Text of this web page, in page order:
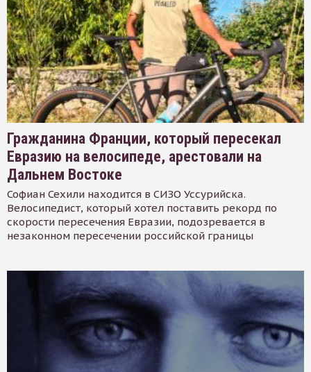
Гражданина Франции, который пересекал
Евразию на велосипеде, арестовали на
Дальнем Востоке
Софиан Сехили находится в СИЗО Уссурийска.
Велосипедист, который хотел поставить рекорд по
скорости пересечения Евразии, подозревается в
незаконном пересечении российской границы